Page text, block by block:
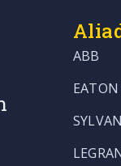
ABB
EATON